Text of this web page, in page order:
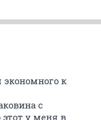
к
с
у меня в